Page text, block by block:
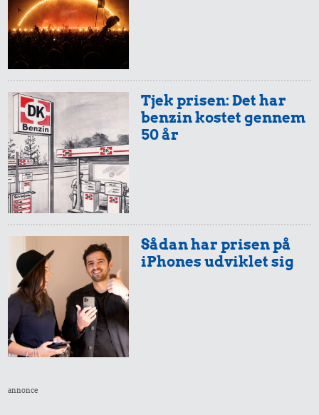
Tjek prisen: Det har
benzin kostet gennem
50 år
Sådan har prisen på
iPhones udviklet sig
annonce